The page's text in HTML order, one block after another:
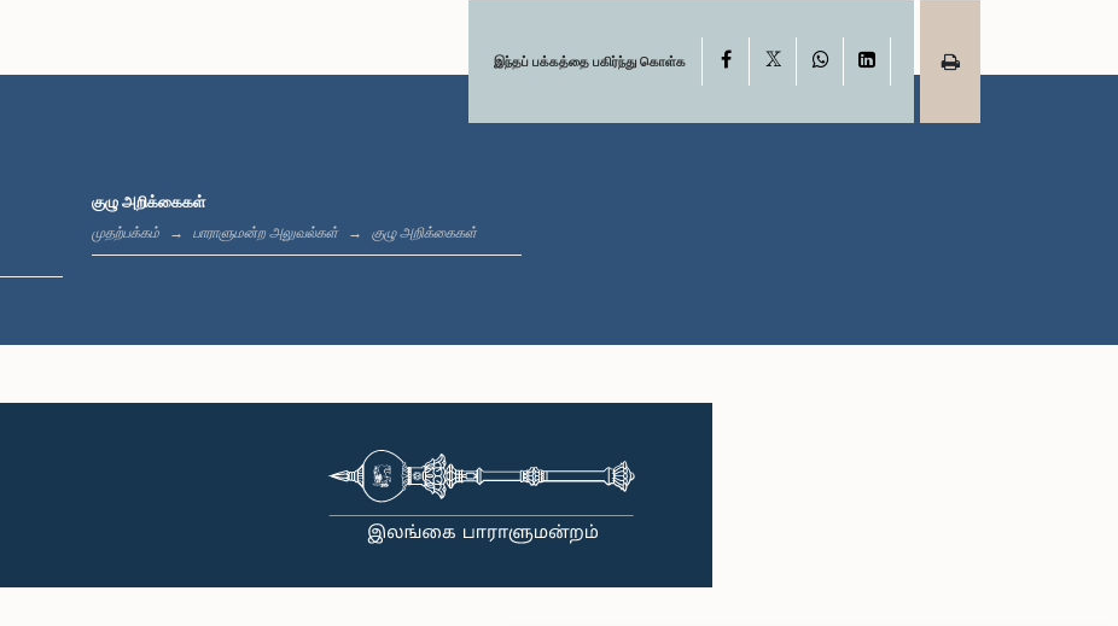
இந்தப் பக்கத்தை பகிர்ந்து கொள்க Facebook WhatsAppLinkedIn
குழு அறிக்கைகள்
முதற்பக்கம் பாராளுமன்ற அலுவல்கள் குழு அறிக்கைகள்